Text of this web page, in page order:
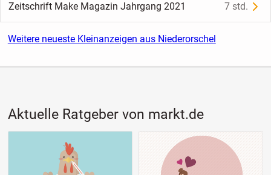
Zeitschrift Make Magazin Jahrgang 2021 7 std.
Weitere neueste Kleinanzeigen aus Niederorschel
Aktuelle Ratgeber von markt.de